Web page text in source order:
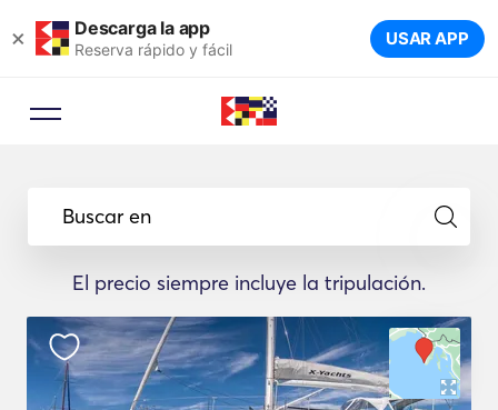
× Descarga la app
Reserva rápido y fácil USAR APP
Buscar en
El precio siempre incluye la tripulación.